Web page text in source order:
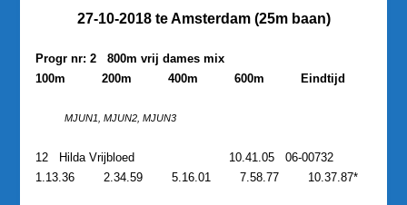
27-10-2018 te Amsterdam (25m baan)
Progr nr: 2 800m vrij dames mix
100m
200m 400m 600m Eindtijd
MJUN1, MJUN2, MJUN3
12 Hilda Vrijbloed 10.41.05
06-00732
1.13.36
2.34.59 5.16.01 7.58.77 10.37.87*